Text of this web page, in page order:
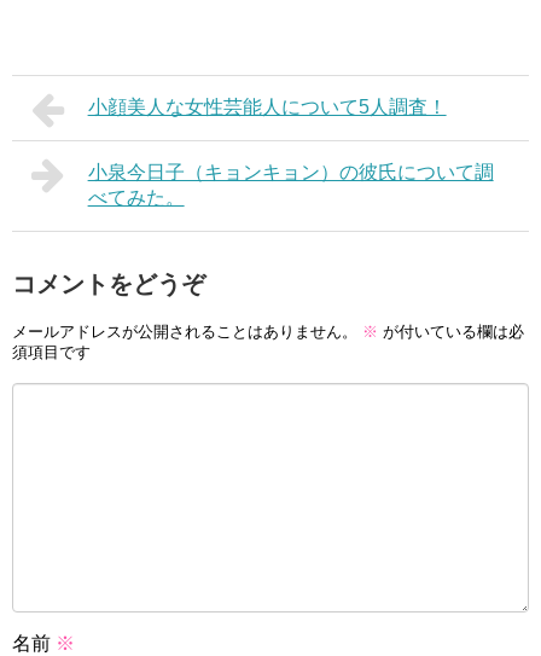
小顔美人な女性芸能人について5人調査！
小泉今日子（キョンキョン）の彼氏について調
べてみた。
コメントをどうぞ
メールアドレスが公開されることはありません。 ※ が付いている欄は必
須項目です
名前 ※